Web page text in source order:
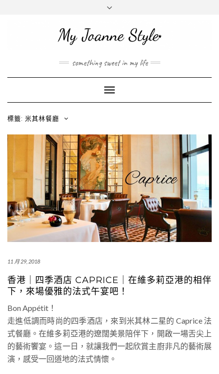
JOANNE
something sweet in my life
Toggle
Navigation
標籤: 米其林餐廳
11 月 29, 2018
香港｜四季酒店 CAPRICE｜在維多莉亞港的相伴
下，來場優雅的法式午宴吧！
Bon Appétit！
走進低調而時尚的四季酒店，來到米其林二星的 Caprice 法
式餐廳。在維多莉亞港的遼闊美景陪伴下，開啟一場舌尖上
的藝術饗宴。這一日，就讓我們一起欣賞主廚非凡的藝術展
演，感受一回道地的法式情懷。